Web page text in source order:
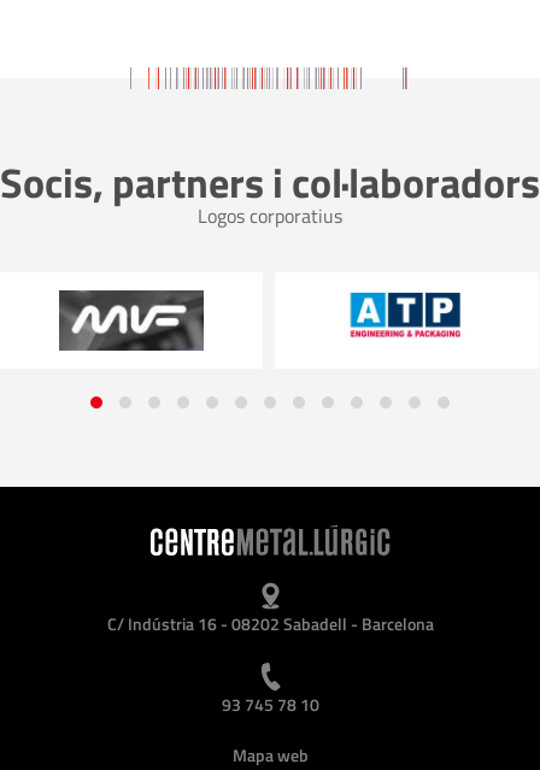
Socis, partners i col·laboradors
Logos corporatius
C/ Indústria 16 - 08202 Sabadell - Barcelona
93 745 78 10
Mapa web